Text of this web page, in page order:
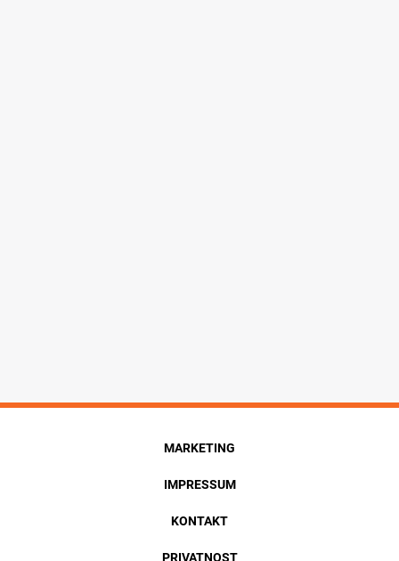
MARKETING
IMPRESSUM
KONTAKT
PRIVATNOST